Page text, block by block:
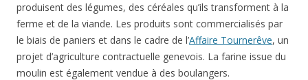
produisent des légumes, des céréales qu’ils transforment à la
ferme et de la viande. Les produits sont commercialisés par
le biais de paniers et dans le cadre de l’Affaire Tournerêve, un
projet d’agriculture contractuelle genevois. La farine issue du
moulin est également vendue à des boulangers.